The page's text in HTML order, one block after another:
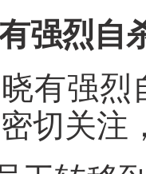
有强烈
有强烈
切关注